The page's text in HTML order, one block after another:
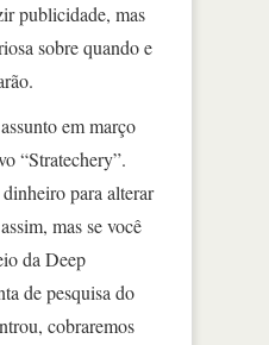
publicidade, mas
sobre quando e
em março
“Stratechery”.
para alterar
mas se você
da Deep
de pesquisa do
cobraremos